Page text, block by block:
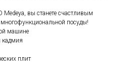
вы станете счастливым
многофункциональной посуды!
машине
кадмия
плит